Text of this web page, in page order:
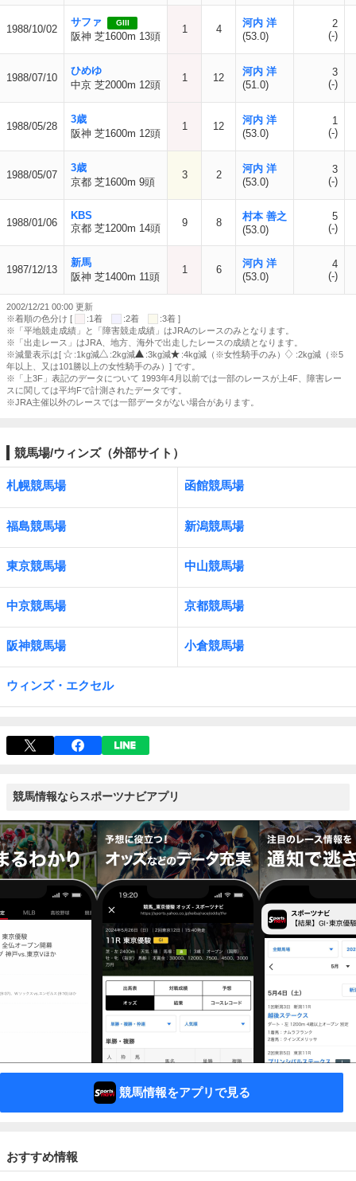
1988/10/02
サファ GIII
阪神 芝1600m 13頭
1 4
河内 洋
(53.0)
2
(-)
1988/07/10
ひめゆ
中京 芝2000m 12頭
1 12
河内 洋
(51.0)
3
(-)
1988/05/28
3歳
阪神 芝1600m 12頭
1 12
河内 洋
(53.0)
1
(-)
1988/05/07
3歳
京都 芝1600m 9頭
3 2
河内 洋
(53.0)
3
(-)
1988/01/06
KBS
京都 芝1200m 14頭
9 8
村本 善之
(53.0)
5
(-)
1987/12/13
新馬
阪神 芝1400m 11頭
1 6
河内 洋
(53.0)
4
(-)
2002/12/21 00:00 更新
※着順の色分け [
:1着 :2着
:3着 ]
※「平地競走成績」と「障害競走成績」はJRAのレースのみとなります。
※「出走レース」はJRA、地方、海外で出走したレースの成績となります。
※減量表示は[
:1kg減 :2kg減 :3kg減 :4kg減（※女性騎手のみ）
:2kg減（※5
年以上、又は101勝以上の女性騎手のみ）] です。
※「上3F」表記のデータについて 1993年4月以前では一部のレースが上4F、障害レー
スに関しては平均Fで計測されたデータです。
※JRA主催以外のレースでは一部データがない場合があります。
競馬場/ウィンズ（外部サイト）
札幌競馬場 函館競馬場
福島競馬場 新潟競馬場
東京競馬場 中山競馬場
中京競馬場 京都競馬場
阪神競馬場 小倉競馬場
ウィンズ・エクセル
競馬情報ならスポーツナビアプリ
競馬情報をアプリで見る
おすすめ情報